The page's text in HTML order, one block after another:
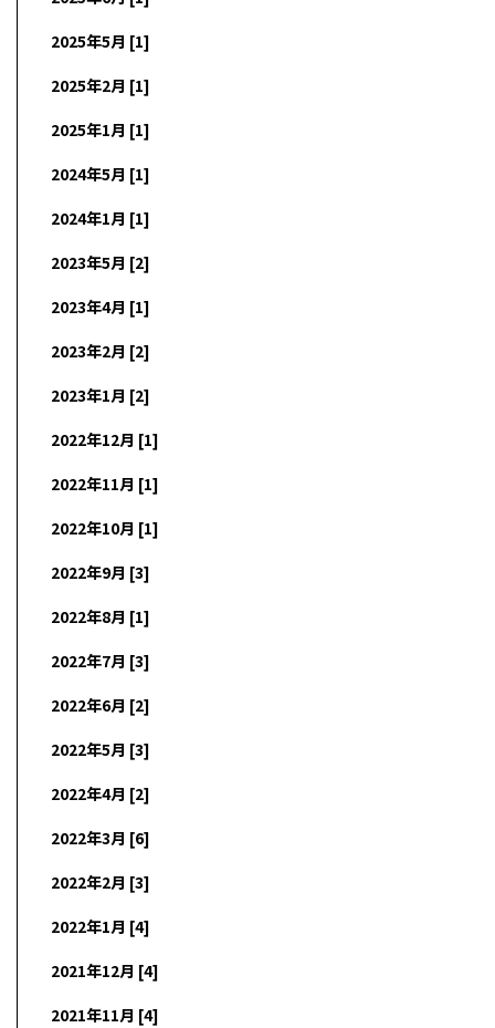
2025年5月 [1]
2025年2月 [1]
2025年1月 [1]
2024年5月 [1]
2024年1月 [1]
2023年5月 [2]
2023年4月 [1]
2023年2月 [2]
2023年1月 [2]
2022年12月 [1]
2022年11月 [1]
2022年10月 [1]
2022年9月 [3]
2022年8月 [1]
2022年7月 [3]
2022年6月 [2]
2022年5月 [3]
2022年4月 [2]
2022年3月 [6]
2022年2月 [3]
2022年1月 [4]
2021年12月 [4]
2021年11月 [4]